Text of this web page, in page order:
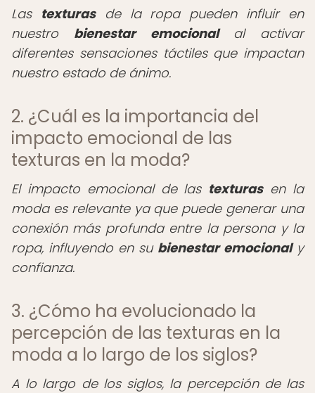
Las texturasde la ropa pueden influir en
nuestro bienestar emocionalal activar
diferentes sensaciones táctiles que impactan
nuestro estado de ánimo.
2. ¿Cuál es la importancia del
impacto emocional de las
texturas en la moda?
El impacto emocional de las texturasen la
moda es relevante ya que puede generar una
conexión más profunda entre la persona y la
ropa, influyendo en su bienestar emocionaly
confianza.
3. ¿Cómo ha evolucionado la
percepción de las texturas en la
moda a lo largo de los siglos?
A lo largo de los siglos, la percepción de las